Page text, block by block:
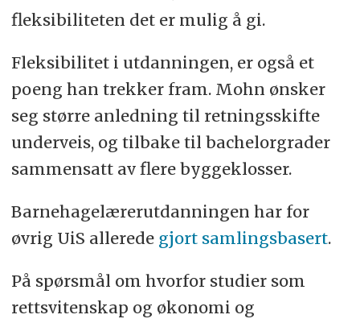
fleksibiliteten det er mulig å gi.
Fleksibilitet i utdanningen, er også et
poeng han trekker fram. Mohn ønsker
seg større anledning til retningsskifte
underveis, og tilbake til bachelorgrader
sammensatt av flere byggeklosser.
Barnehagelærerutdanningen har for
øvrig UiS allerede gjort samlingsbasert.
På spørsmål om hvorfor studier som
rettsvitenskap og økonomi og